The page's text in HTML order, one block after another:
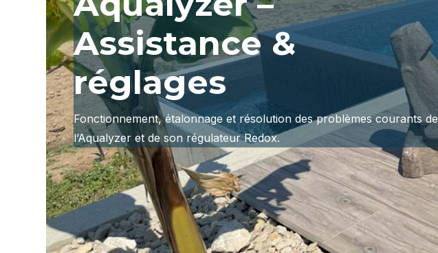
Assistance &
réglages
Fonctionnement, étalonnage et résolution des problèmes courants de
l’Aqualyzer et de son régulateur Redox.